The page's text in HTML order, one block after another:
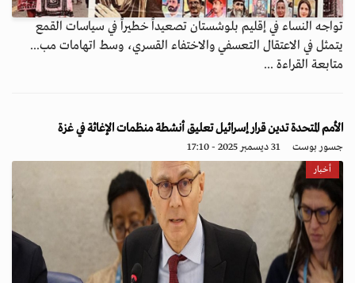
تواجه النساء في إقليم بلوشستان تصعيداً خطيراً في سياسات القمع
يتمثل في الاعتقال التعسفي والاختفاء القسري، وسط اتهامات مب...
متابعة القراءة ...
الأمم المتحدة تدين قرار إسرائيل تعليق أنشطة منظمات الإغاثة في غزة
جسور بوست 31 ديسمبر 2025 - 17:10
أخبار